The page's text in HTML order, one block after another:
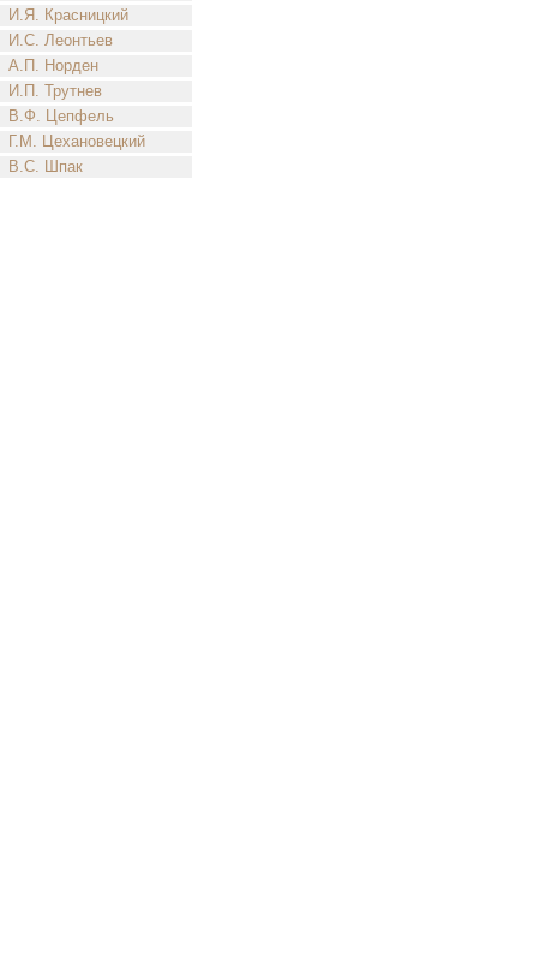
И.Я. Красницкий
И.С. Леонтьев
А.П. Норден
И.П. Трутнев
В.Ф. Цепфель
Г.М. Цехановецкий
В.С. Шпак